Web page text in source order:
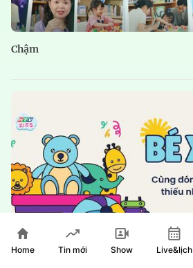
Chậm
Home Tin mới Show Live&lịch